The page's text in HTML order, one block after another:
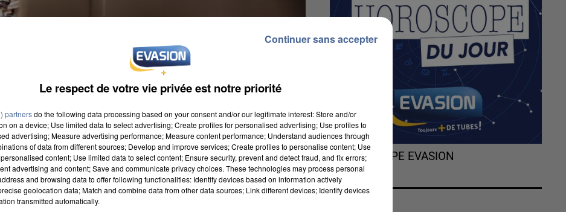
L'HOROSCOPE EVASION
Le respect de votre vie privée est notre priorité
partnersdo the following data processing based on your consent and/or our legitimate interest: Store and/or
on a device; Use limited data to select advertising; Create profiles for personalised advertising; Use profiles to
advertising; Measure advertising performance; Measure content performance; Understand audiences through
of data from different sources; Develop and improve services; Create profiles to personalise content; Use
content; Use limited data to select content; Ensure security, prevent and detect fraud, and fix errors;
advertising and content; Save and communicate privacy choices. These technologies may process personal
and browsing data to offer following functionalities: Identify devices based on information actively
geolocation data; Match and combine data from other data sources; Link different devices; Identify devices
transmitted automatically.
Continuer sans accepter